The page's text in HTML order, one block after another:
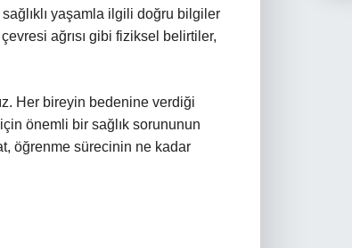
yaşamla ilgili doğru bilgiler
ağrısı gibi fiziksel belirtiler,
Her bireyin bedenine verdiği
önemli bir sağlık sorununun
öğrenme sürecinin ne kadar